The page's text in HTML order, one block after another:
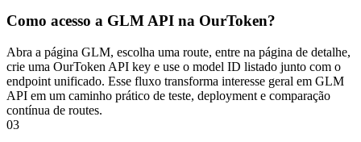
Como acesso a GLM API na OurToken?
Abra a página GLM, escolha uma route, entre na página de detalhe,
crie uma OurToken API key e use o model ID listado junto com o
endpoint unificado. Esse fluxo transforma interesse geral em GLM
API em um caminho prático de teste, deployment e comparação
contínua de routes.
03